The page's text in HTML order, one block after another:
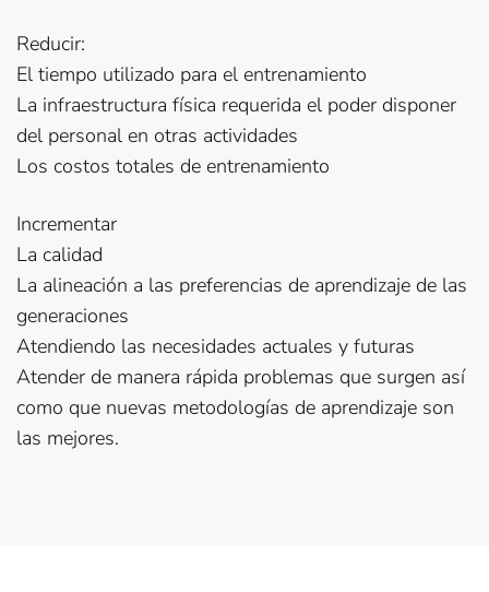
Reducir:
El tiempo utilizado para el entrenamiento
La infraestructura física requerida el poder disponer
del personal en otras actividades
Los costos totales de entrenamiento
Incrementar
La calidad
La alineación a las preferencias de aprendizaje de las
generaciones
Atendiendo las necesidades actuales y futuras
Atender de manera rápida problemas que surgen así
como que nuevas metodologías de aprendizaje son
las mejores.